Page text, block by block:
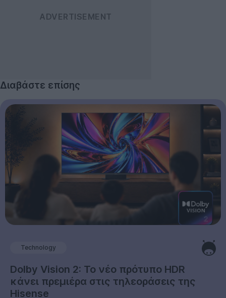
Διαβάστε επίσης
Technology
Dolby Vision 2: Το νέο πρότυπο HDR
κάνει πρεμιέρα στις τηλεοράσεις της
Hisense